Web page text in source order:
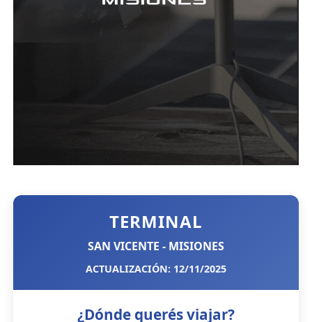
TERMINAL
SAN VICENTE - MISIONES
ACTUALIZACIÓN: 12/11/2025
¿Dónde querés viajar?